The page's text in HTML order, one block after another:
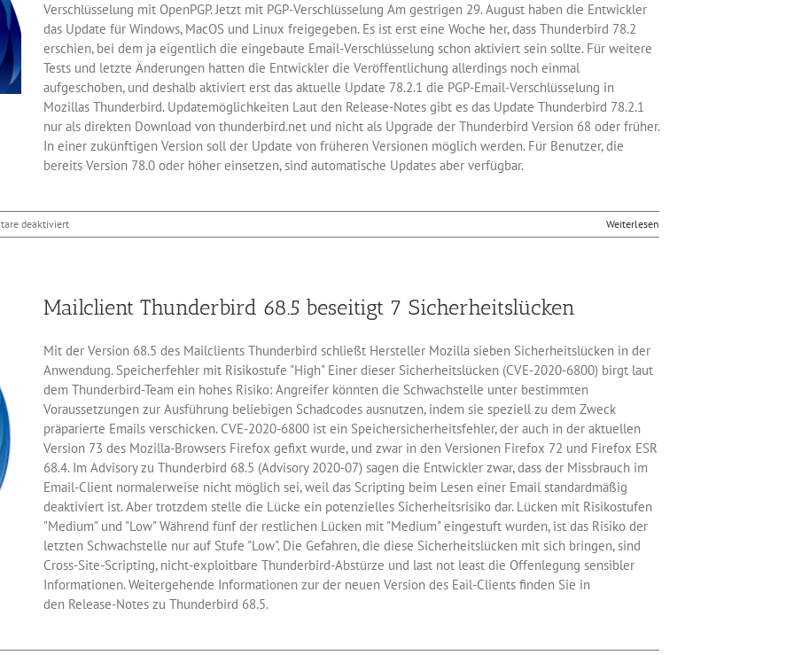
Verschlüsselung mit OpenPGP. Jetzt mit PGP-Verschlüsselung Am gestrigen 29. August haben die Entwickler
das Update für Windows, MacOS und Linux freigegeben. Es ist erst eine Woche her, dass Thunderbird 78.2
erschien, bei dem ja eigentlich die eingebaute Email-Verschlüsselung schon aktiviert sein sollte. Für weitere
Tests und letzte Änderungen hatten die Entwickler die Veröffentlichung allerdings noch einmal
aufgeschoben, und deshalb aktiviert erst das aktuelle Update 78.2.1 die PGP-Email-Verschlüsselung in
Mozillas Thunderbird. Updatemöglichkeiten Laut den Release-Notes gibt es das Update Thunderbird 78.2.1
nur als direkten Download von thunderbird.net und nicht als Upgrade der Thunderbird Version 68 oder früher.
In einer zukünftigen Version soll der Update von früheren Versionen möglich werden. Für Benutzer, die
bereits Version 78.0 oder höher einsetzen, sind automatische Updates aber verfügbar.
deaktiviertfür
Thunderbird
Verschlüsselung
mit
Weiterlesen
Mailclient Thunderbird 68.5 beseitigt 7 Sicherheitslücken
Mit der Version 68.5 des Mailclients Thunderbird schließt Hersteller Mozilla sieben Sicherheitslücken in der
Anwendung. Speicherfehler mit Risikostufe "High" Einer dieser Sicherheitslücken (CVE-2020-6800) birgt laut
dem Thunderbird-Team ein hohes Risiko: Angreifer könnten die Schwachstelle unter bestimmten
Voraussetzungen zur Ausführung beliebigen Schadcodes ausnutzen, indem sie speziell zu dem Zweck
präparierte Emails verschicken. CVE-2020-6800 ist ein Speichersicherheitsfehler, der auch in der aktuellen
Version 73 des Mozilla-Browsers Firefox gefixt wurde, und zwar in den Versionen Firefox 72 und Firefox ESR
68.4. Im Advisory zu Thunderbird 68.5 (Advisory 2020-07) sagen die Entwickler zwar, dass der Missbrauch im
Email-Client normalerweise nicht möglich sei, weil das Scripting beim Lesen einer Email standardmäßig
deaktiviert ist. Aber trotzdem stelle die Lücke ein potenzielles Sicherheitsrisiko dar. Lücken mit Risikostufen
"Medium" und "Low" Während fünf der restlichen Lücken mit "Medium" eingestuft wurden, ist das Risiko der
letzten Schwachstelle nur auf Stufe "Low". Die Gefahren, die diese Sicherheitslücken mit sich bringen, sind
Cross-Site-Scripting, nicht-exploitbare Thunderbird-Abstürze und last not least die Offenlegung sensibler
Informationen. Weitergehende Informationen zur der neuen Version des Eail-Clients finden Sie in
den Release-Notes zu Thunderbird 68.5.